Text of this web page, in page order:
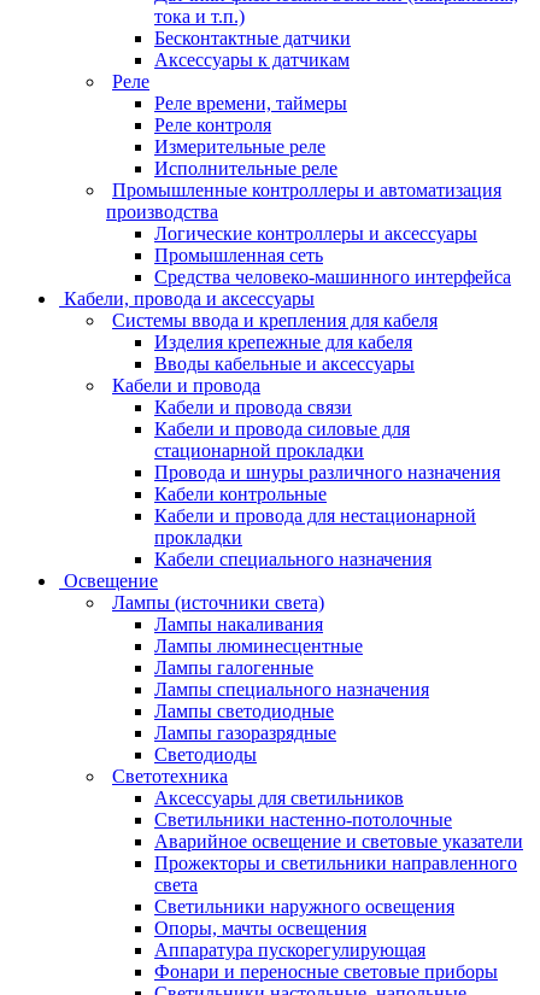
тока и т.п.)
Бесконтактные датчики
Аксессуары к датчикам
Реле
Реле времени, таймеры
Реле контроля
Измерительные реле
Исполнительные реле
Промышленные контроллеры и автоматизация
производства
Логические контроллеры и аксессуары
Промышленная сеть
Средства человеко-машинного интерфейса
Кабели, провода и аксессуары
Системы ввода и крепления для кабеля
Изделия крепежные для кабеля
Вводы кабельные и аксессуары
Кабели и провода
Кабели и провода связи
Кабели и провода силовые для
стационарной прокладки
Провода и шнуры различного назначения
Кабели контрольные
Кабели и провода для нестационарной
прокладки
Кабели специального назначения
Освещение
Лампы (источники света)
Лампы накаливания
Лампы люминесцентные
Лампы галогенные
Лампы специального назначения
Лампы светодиодные
Лампы газоразрядные
Светодиоды
Светотехника
Аксессуары для светильников
Светильники настенно-потолочные
Аварийное освещение и световые указатели
Прожекторы и светильники направленного
света
Светильники наружного освещения
Опоры, мачты освещения
Аппаратура пускорегулирующая
Фонари и переносные световые приборы